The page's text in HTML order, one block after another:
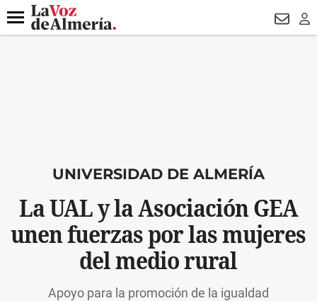
DESTACADO
Menú
UNIVERSIDAD DE ALMERÍA
La UAL y la Asociación GEA
unen fuerzas por las mujeres
del medio rural
Apoyo para la promoción de la igualdad